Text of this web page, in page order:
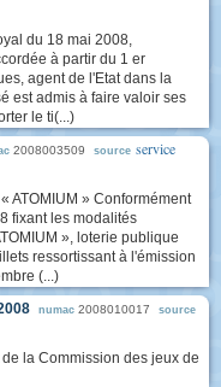
du 18 mai 2008,
à partir du 1 er
agent de l'Etat dans la
est admis à faire valoir ses
le ti(...)
2008003509 source service
ATOMIUM » Conformément
fixant les modalités
», loterie publique
ressortissant à l'émission
(...)
numac 2008010017 source
la Commission des jeux de